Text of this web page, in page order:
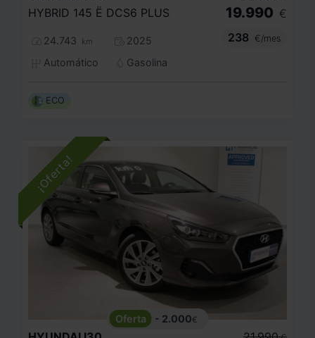
HYBRID 145 Ë DCS6 PLUS
24.743 km
2025
Automático
Gasolina
19.990 €
238
€/mes
ECO
- 2.000€